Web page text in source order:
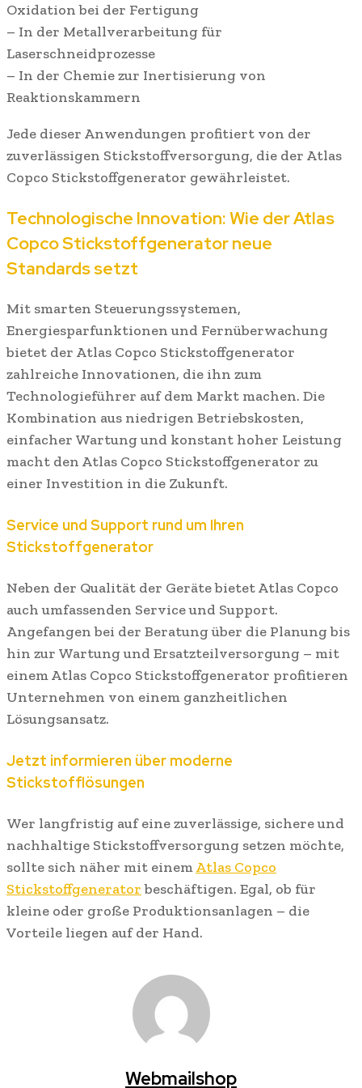
Oxidation bei der Fertigung
– In der Metallverarbeitung für
Laserschneidprozesse
– In der Chemie zur Inertisierung von
Reaktionskammern
Jede dieser Anwendungen profitiert von der
zuverlässigen Stickstoffversorgung, die der Atlas
Copco Stickstoffgenerator gewährleistet.
Technologische Innovation: Wie der Atlas
Copco Stickstoffgenerator neue
Standards setzt
Mit smarten Steuerungssystemen,
Energiesparfunktionen und Fernüberwachung
bietet der Atlas Copco Stickstoffgenerator
zahlreiche Innovationen, die ihn zum
Technologieführer auf dem Markt machen. Die
Kombination aus niedrigen Betriebskosten,
einfacher Wartung und konstant hoher Leistung
macht den Atlas Copco Stickstoffgenerator zu
einer Investition in die Zukunft.
Service und Support rund um Ihren
Stickstoffgenerator
Neben der Qualität der Geräte bietet Atlas Copco
auch umfassenden Service und Support.
Angefangen bei der Beratung über die Planung bis
hin zur Wartung und Ersatzteilversorgung – mit
einem Atlas Copco Stickstoffgenerator profitieren
Unternehmen von einem ganzheitlichen
Lösungsansatz.
Jetzt informieren über moderne
Stickstofflösungen
Wer langfristig auf eine zuverlässige, sichere und
nachhaltige Stickstoffversorgung setzen möchte,
sollte sich näher mit einemAtlas Copco
Stickstoffgeneratorbeschäftigen. Egal, ob für
kleine oder große Produktionsanlagen – die
Vorteile liegen auf der Hand.
Webmailshop